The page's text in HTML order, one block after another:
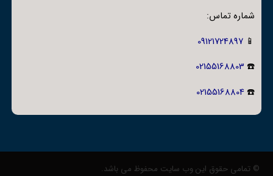
شماره تماس:
📱
09121724897
☎️
02155168803
☎️
02155168804
© تمامی حقوق این وب سایت محفوظ می باشد.